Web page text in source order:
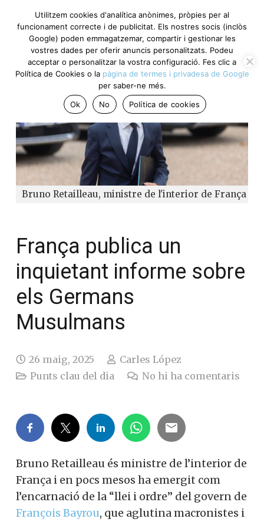
Bruno Retailleau, ministre de l'interior de França
França publica un
inquietant informe sobre
els Germans
Musulmans
26 maig, 2025
Carles López
Punts clau del dia
No hi ha comentaris
Bruno Retailleau és ministre de l’interior de
França i en pocs mesos ha emergit com
l’encarnació de la “llei i ordre” del govern de
François Bayrou, que aglutina macronistes i
Utilitzem cookies d'analítica anònimes, pròpies per al
funcionament correcte i de publicitat. Els nostres socis (inclòs
Google) poden emmagatzemar, compartir i gestionar les
vostres dades per oferir anuncis personalitzats. Podeu
acceptar o personalitzar la vostra configuració. Fes clic a
Política de Cookies o la pàgina de termes i privadesa de Google
per saber-ne més.
Ok
No Política de cookies